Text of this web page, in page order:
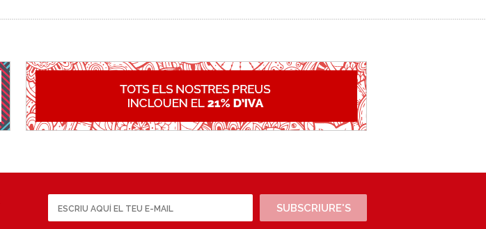
SUBSCRIURE'S